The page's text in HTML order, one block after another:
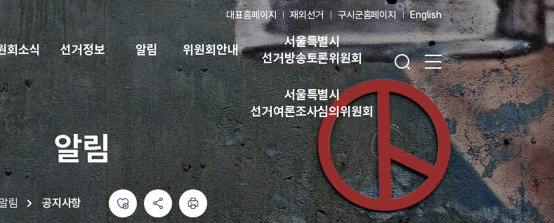
대표홈페이지 재외선거 구시군홈페이지 English
회소식 선거정보 알림 위원회안내
서울특별시
선거방송토론위원회
서울특별시
선거여론조사심의위원회
알림
림 공지사항